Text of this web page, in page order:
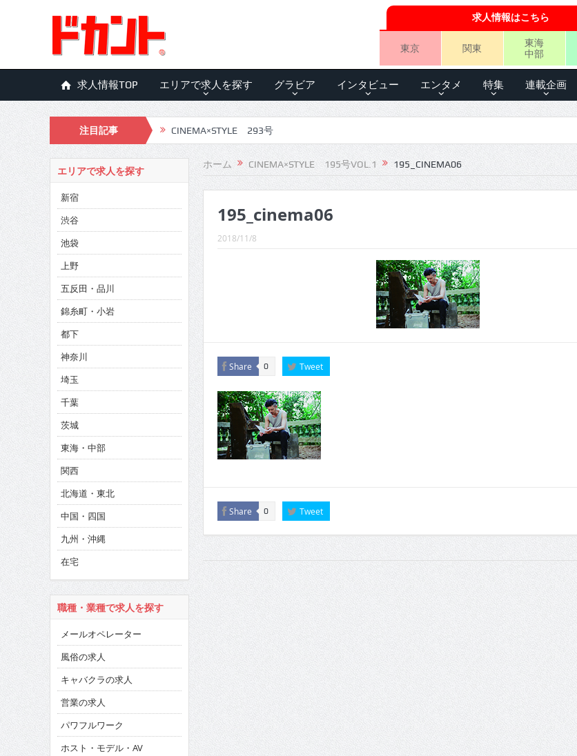
求人情報はこちら
東京 関東
東海
中部
求人情報TOP エリアで求人を探す グラビア インタビュー エンタメ 特集 連載企画
注目記事 CINEMA×STYLE 293号
CINEMA×STYLE 292号
CINEMA×STYLE 291号
CINEMA×STYLE 290号
CINEMA×STYLE 289号
CINEMA×STYLE 288号
CINEMA×STYLE 286号
CINEMA×STYLE 285号
CINEMA×STYLE 294号
ホーム CINEMA×STYLE 195号VOL.1 195_CINEMA06
195_cinema06
2018/11/8
Share 0 Tweet
Share 0 Tweet
エリアで求人を探す
新宿
渋谷
池袋
上野
五反田・品川
錦糸町・小岩
都下
神奈川
埼玉
千葉
茨城
東海・中部
関西
北海道・東北
中国・四国
九州・沖縄
在宅
職種・業種で求人を探す
メールオペレーター
風俗の求人
キャバクラの求人
営業の求人
パワフルワーク
ホスト・モデル・AV